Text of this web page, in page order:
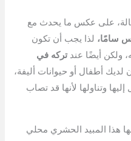
على عكس ما يحدث مع
سامًا، لذا يجب أن تكون
ولكن أيضًا عندتركه في
لديك أطفال أو حيوانات أليفة،
وتناولها لأنها قد تصاب
هذا المبيد الحشري محلي